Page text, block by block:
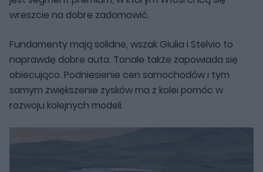
wreszcie na dobre zadomowić.
Fundamenty mają solidne, wszak Giulia i Stelvio to
naprawdę dobre auta. Tonale także zapowiada się
obiecująco. Podniesienie cen samochodów i tym
samym zwiększenie zysków ma z kolei pomóc w
rozwoju kolejnych modeli.